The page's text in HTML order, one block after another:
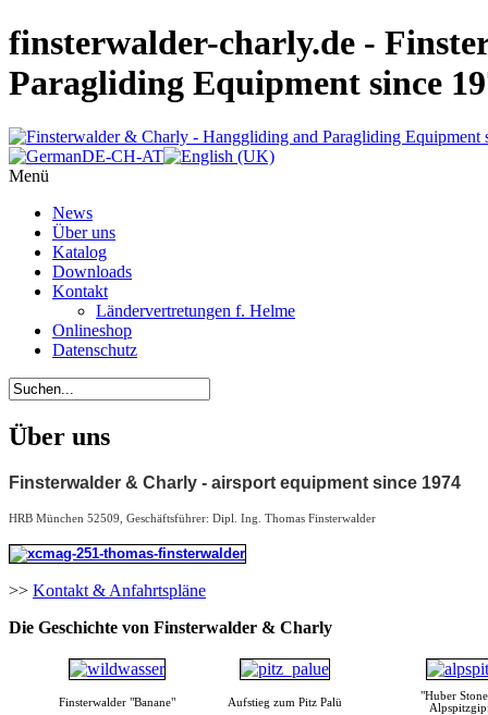
finsterwalder-charly.de -
Paragliding Equipment since
Menü
News
Über uns
Katalog
Downloads
Kontakt
Ländervertretungen f. Helme
Onlineshop
Datenschutz
Über uns
Finsterwalder & Charly - airsport equipment since 1974
HRB München 52509, Geschäftsführer: Dipl. Ing. Thomas Finsterwalder
>> Kontakt & Anfahrtspläne
Die Geschichte von Finsterwalder & Charly
Finsterwalder "Banane" Aufstieg zum Pitz Palü
"Huber